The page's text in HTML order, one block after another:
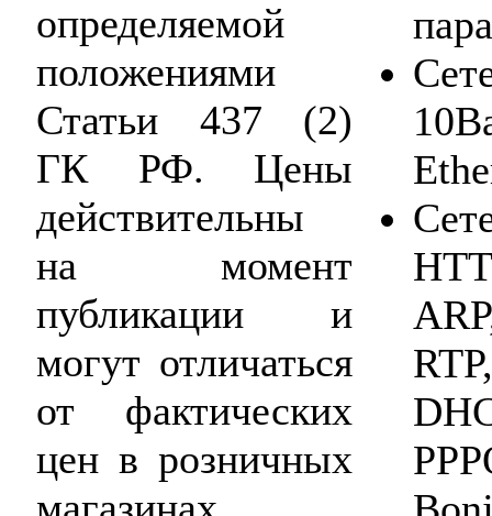
определяемой
положениями
Статьи 437 (2)
ГК РФ. Цены
действительны
на момент
публикации и
могут отличаться
от фактических
цен в розничных